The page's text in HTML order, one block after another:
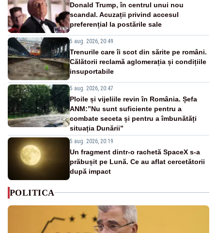
Donald Trump, în centrul unui nou
scandal. Acuzații privind accesul
preferențial la postările sale
5 aug. 2026, 20:49
Trenurile care îi scot din sărite pe români.
Călătorii reclamă aglomerația și condițiile
insuportabile
5 aug. 2026, 20:47
Ploile și vijeliile revin în România. Șefa
ANM:”Nu sunt suficiente pentru a
combate seceta și pentru a îmbunătăți
situația Dunării”
5 aug. 2026, 20:19
Un fragment dintr-o rachetă SpaceX s-a
prăbușit pe Lună. Ce au aflat cercetătorii
după impact
POLITICA